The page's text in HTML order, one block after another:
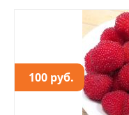
100 руб.